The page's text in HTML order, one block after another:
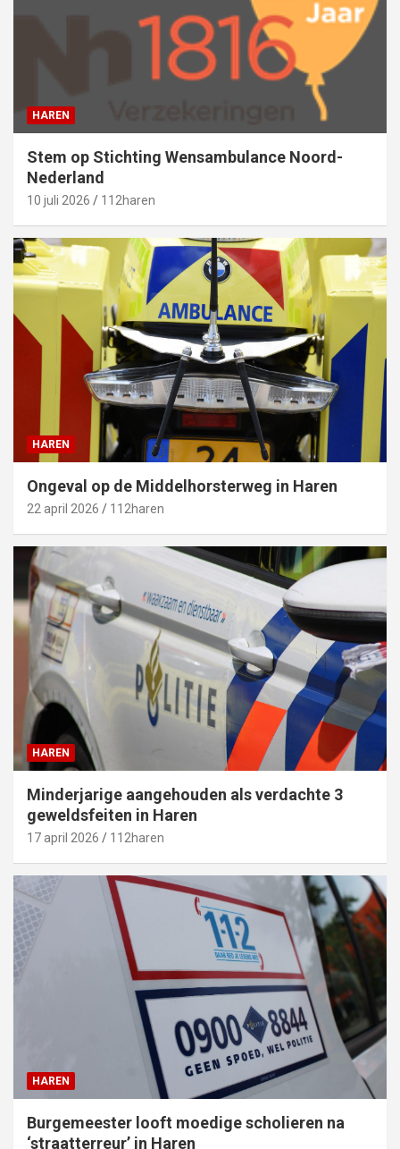
HAREN
Stem op Stichting Wensambulance Noord-
Nederland
10 juli 2026 112haren
HAREN
Ongeval op de Middelhorsterweg in Haren
22 april 2026 112haren
HAREN
Minderjarige aangehouden als verdachte 3
geweldsfeiten in Haren
17 april 2026 112haren
HAREN
Burgemeester looft moedige scholieren na
‘straatterreur’ in Haren